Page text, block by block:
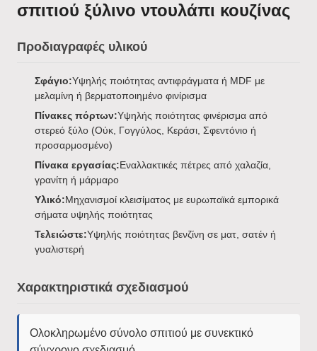
σπιτιού ξύλινο ντουλάπι κουζίνας
Προδιαγραφές υλικού
Σφάγιο:Υψηλής ποιότητας αντιφράγματα ή MDF με
μελαμίνη ή βερματοποιημένο φινίρισμα
Πίνακες πόρτων:Υψηλής ποιότητας φινέρισμα από
στερεό ξύλο (Ούκ, Γογγύλος, Κεράσι, Σφεντόνιο ή
προσαρμοσμένο)
Πίνακα εργασίας:Εναλλακτικές πέτρες από χαλαζία,
γρανίτη ή μάρμαρο
Υλικό:Μηχανισμοί κλεισίματος με ευρωπαϊκά εμπορικά
σήματα υψηλής ποιότητας
Τελειώστε:Υψηλής ποιότητας βενζίνη σε ματ, σατέν ή
γυαλιστερή
Χαρακτηριστικά σχεδιασμού
Ολοκληρωμένο σύνολο σπιτιού με συνεκτικό